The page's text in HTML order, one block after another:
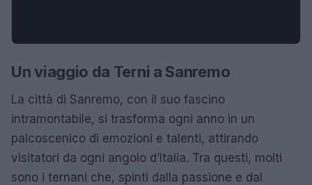
Un viaggio da Terni a Sanremo
La città di Sanremo, con il suo fascino
intramontabile, si trasforma ogni anno in un
palcoscenico di emozioni e talenti, attirando
visitatori da ogni angolo d’Italia. Tra questi, molti
sono i ternani che, spinti dalla passione e dal